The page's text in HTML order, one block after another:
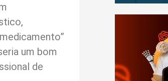
um bom
de